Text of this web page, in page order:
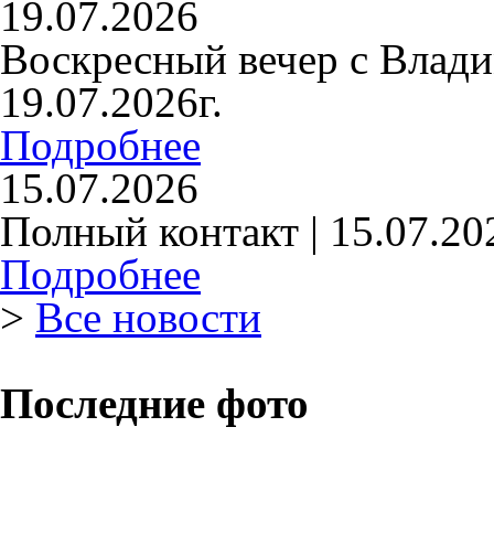
19.07.2026
Воскресный вечер с
19.07.2026г.
Подробнее
15.07.2026
Полный контакт |
Подробнее
> Все новости
Последние фото